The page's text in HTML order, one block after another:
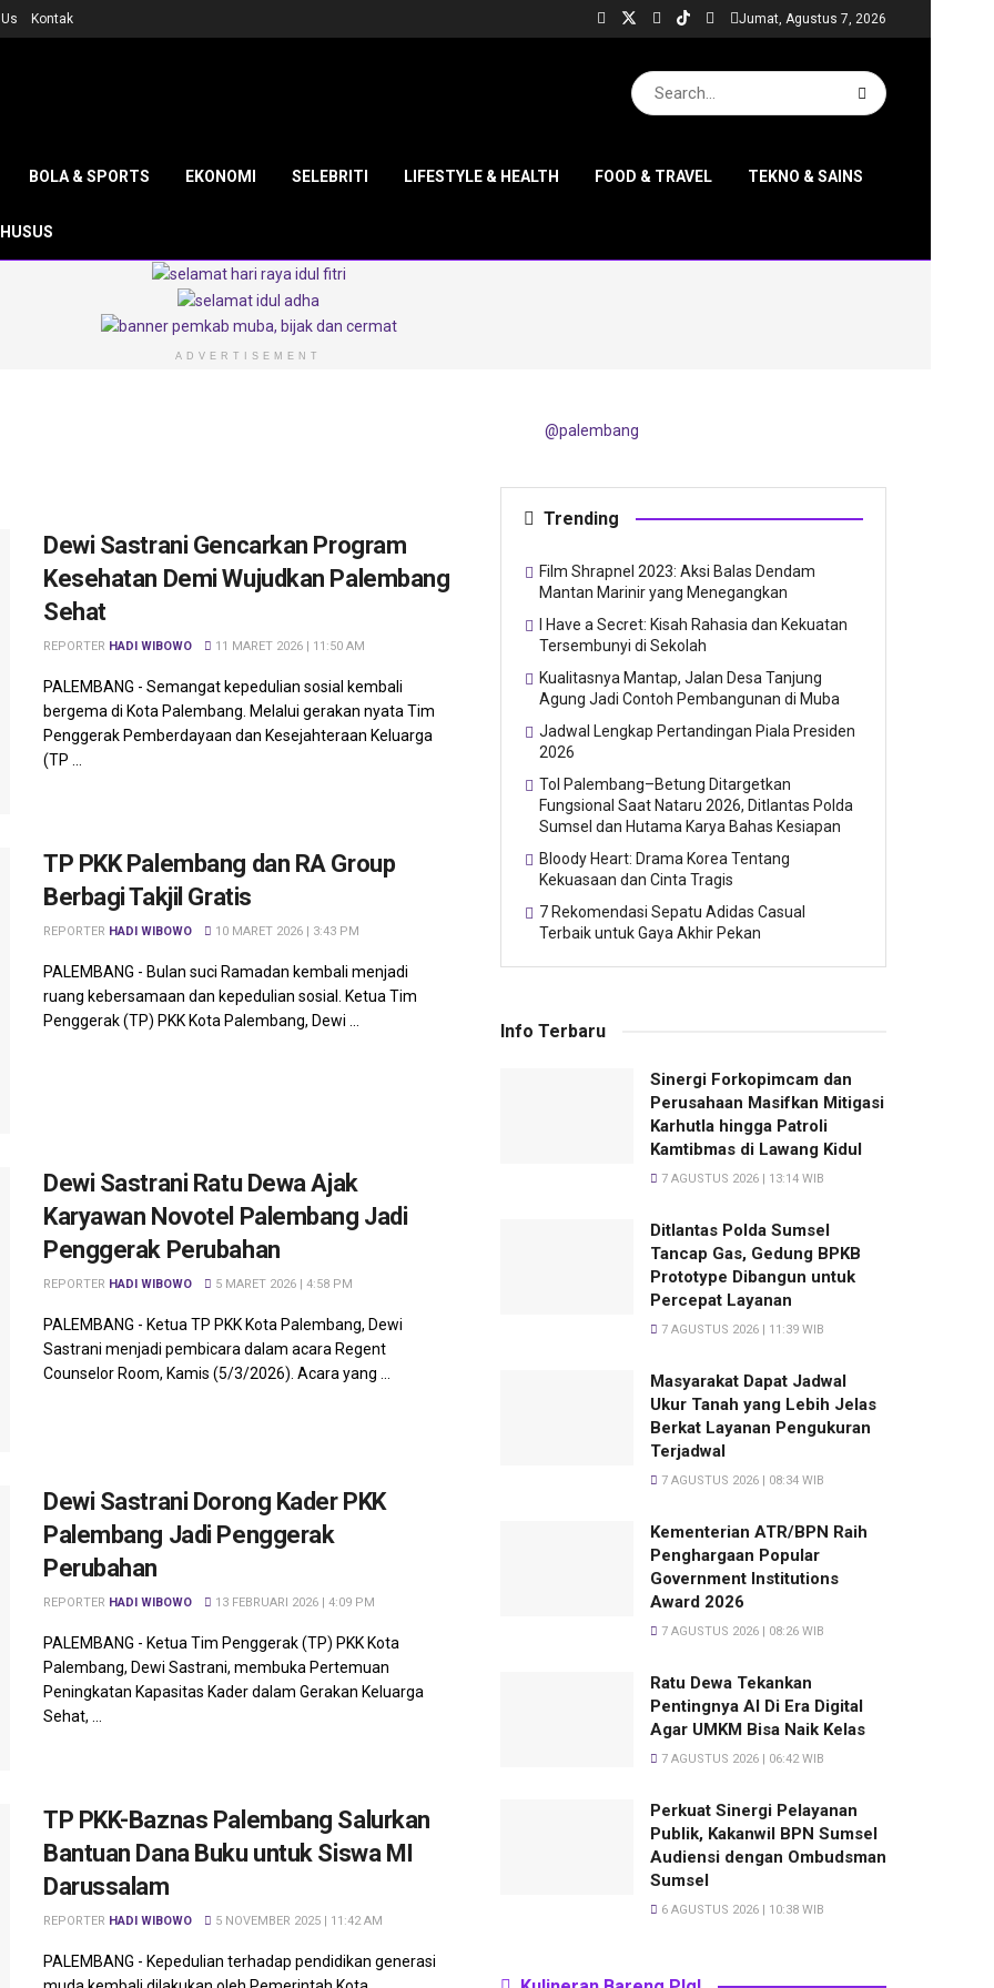
Kontak Jumat, Agustus 7, 2026
BOLA & SPORTS EKONOMI SELEBRITI LIFESTYLE & HEALTH FOOD & TRAVEL TEKNO & SAINS
ADVERTISEMENT
Dewi Sastrani Gencarkan Program
Kesehatan Demi Wujudkan Palembang
Sehat
REPORTER HADI WIBOWO 11 MARET 2026 | 11:50 AM
PALEMBANG - Semangat kepedulian sosial kembali
bergema di Kota Palembang. Melalui gerakan nyata Tim
Penggerak Pemberdayaan dan Kesejahteraan Keluarga
(TP ...
TP PKK Palembang dan RA Group
Berbagi Takjil Gratis
REPORTER HADI WIBOWO 10 MARET 2026 | 3:43 PM
PALEMBANG - Bulan suci Ramadan kembali menjadi
ruang kebersamaan dan kepedulian sosial. Ketua Tim
Penggerak (TP) PKK Kota Palembang, Dewi ...
Dewi Sastrani Ratu Dewa Ajak
Karyawan Novotel Palembang Jadi
Penggerak Perubahan
REPORTER HADI WIBOWO 5 MARET 2026 | 4:58 PM
PALEMBANG - Ketua TP PKK Kota Palembang, Dewi
Sastrani menjadi pembicara dalam acara Regent
Counselor Room, Kamis (5/3/2026). Acara yang ...
Dewi Sastrani Dorong Kader PKK
Palembang Jadi Penggerak
Perubahan
REPORTER HADI WIBOWO 13 FEBRUARI 2026 | 4:09 PM
PALEMBANG - Ketua Tim Penggerak (TP) PKK Kota
Palembang, Dewi Sastrani, membuka Pertemuan
Peningkatan Kapasitas Kader dalam Gerakan Keluarga
Sehat, ...
TP PKK-Baznas Palembang Salurkan
Bantuan Dana Buku untuk Siswa MI
Darussalam
REPORTER HADI WIBOWO 5 NOVEMBER 2025 | 11:42 AM
PALEMBANG - Kepedulian terhadap pendidikan generasi
@palembang
Trending
Film Shrapnel 2023: Aksi Balas Dendam
Mantan Marinir yang Menegangkan
I Have a Secret: Kisah Rahasia dan Kekuatan
Tersembunyi di Sekolah
Kualitasnya Mantap, Jalan Desa Tanjung
Agung Jadi Contoh Pembangunan di Muba
Jadwal Lengkap Pertandingan Piala Presiden
2026
Tol Palembang–Betung Ditargetkan
Fungsional Saat Nataru 2026, Ditlantas Polda
Sumsel dan Hutama Karya Bahas Kesiapan
Bloody Heart: Drama Korea Tentang
Kekuasaan dan Cinta Tragis
7 Rekomendasi Sepatu Adidas Casual
Terbaik untuk Gaya Akhir Pekan
Info Terbaru
Sinergi Forkopimcam dan
Perusahaan Masifkan Mitigasi
Karhutla hingga Patroli
Kamtibmas di Lawang Kidul
7 AGUSTUS 2026 | 13:14 WIB
Ditlantas Polda Sumsel
Tancap Gas, Gedung BPKB
Prototype Dibangun untuk
Percepat Layanan
7 AGUSTUS 2026 | 11:39 WIB
Masyarakat Dapat Jadwal
Ukur Tanah yang Lebih Jelas
Berkat Layanan Pengukuran
Terjadwal
7 AGUSTUS 2026 | 08:34 WIB
Kementerian ATR/BPN Raih
Penghargaan Popular
Government Institutions
Award 2026
7 AGUSTUS 2026 | 08:26 WIB
Ratu Dewa Tekankan
Pentingnya AI Di Era Digital
Agar UMKM Bisa Naik Kelas
7 AGUSTUS 2026 | 06:42 WIB
Perkuat Sinergi Pelayanan
Publik, Kakanwil BPN Sumsel
Audiensi dengan Ombudsman
Sumsel
6 AGUSTUS 2026 | 10:38 WIB